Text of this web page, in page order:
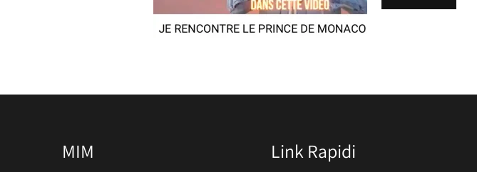
MIM Link Rapidi